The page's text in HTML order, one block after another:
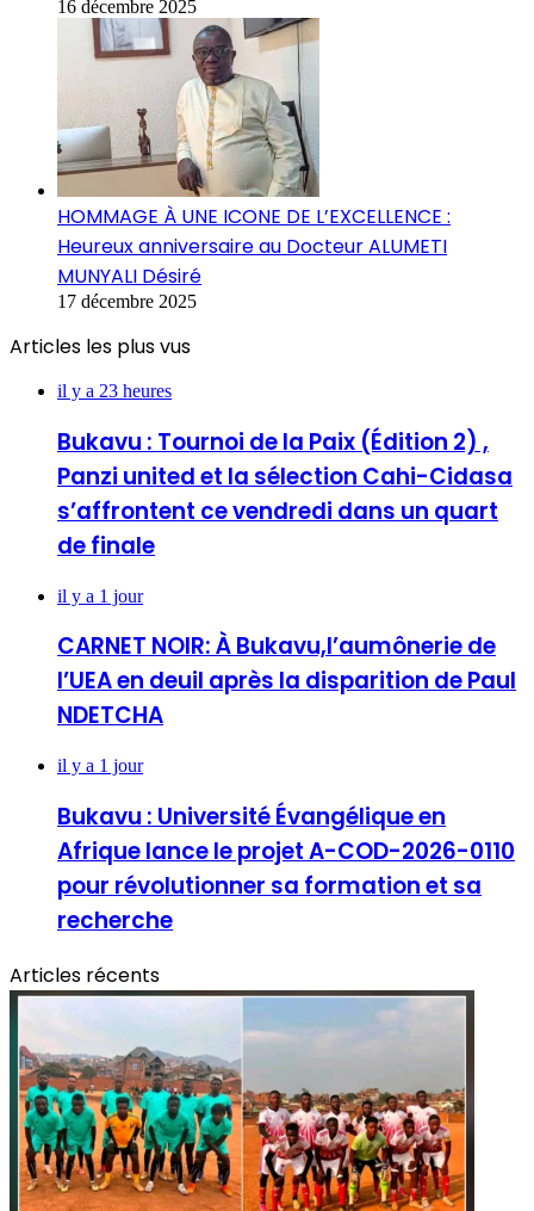
16 décembre 2025
HOMMAGE À UNE ICONE DE L’EXCELLENCE :
Heureux anniversaire au Docteur ALUMETI
MUNYALI Désiré
17 décembre 2025
Articles les plus vus
il y a 23 heures
Bukavu : Tournoi de la Paix (Édition 2) ,
Panzi united et la sélection Cahi-Cidasa
s’affrontent ce vendredi dans un quart
de finale
il y a 1 jour
CARNET NOIR: À Bukavu,l’aumônerie de
l’UEA en deuil après la disparition de Paul
NDETCHA
il y a 1 jour
Bukavu : Université Évangélique en
Afrique lance le projet A-COD-2026-0110
pour révolutionner sa formation et sa
recherche
Articles récents